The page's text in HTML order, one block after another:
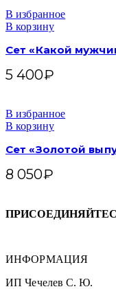
В избранное
В корзину
Сет «Какой
5 400₽
В избранное
В корзину
Сет «Золотой
8 050₽
ИНФОРМАЦИЯ
ИП Чечелев С. Ю.